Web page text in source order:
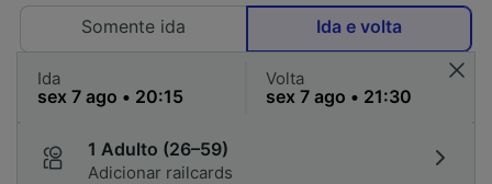
Somente ida
Ida e volta
Ida Volta
1 Adulto (26–59)
Adicionar railcards